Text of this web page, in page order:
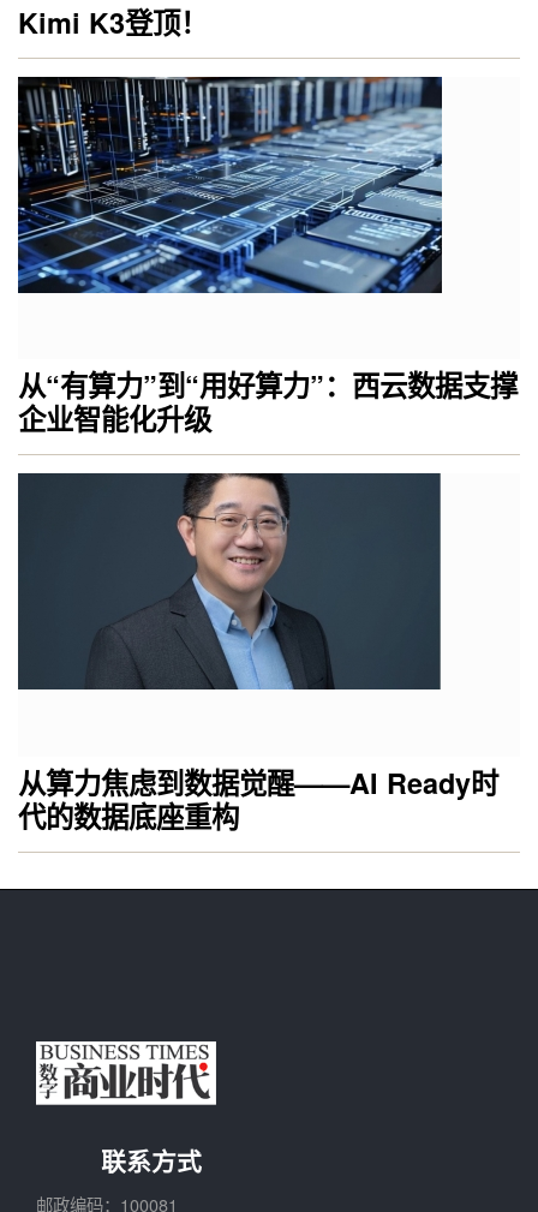
Kimi K3登顶！
从“有算力”到“用好算力”：西云数据支撑
企业智能化升级
从算力焦虑到数据觉醒——AI Ready时
代的数据底座重构
联系方式
邮政编码：100081